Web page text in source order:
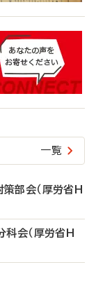
一覧
部会（厚労省H
会（厚労省H